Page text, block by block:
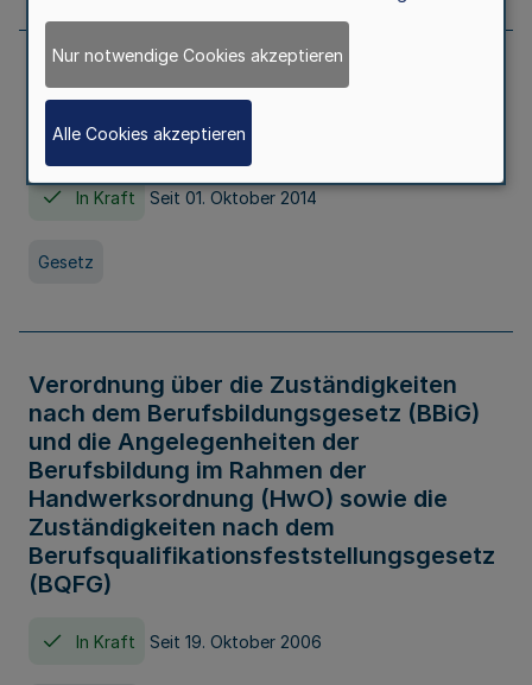
Gesetz über die Hochschulen des Landes
Nordrhein-Westfalen (Hochschulgesetz -
HG)
In Kraft Seit 01. Oktober 2014
Gesetz
Verordnung über die Zuständigkeiten
nach dem Berufsbildungsgesetz (BBiG)
und die Angelegenheiten der
Berufsbildung im Rahmen der
Handwerksordnung (HwO) sowie die
Zuständigkeiten nach dem
Berufsqualifikationsfeststellungsgesetz
(BQFG)
In Kraft Seit 19. Oktober 2006
Nur notwendige Cookies akzeptieren
Alle Cookies akzeptieren